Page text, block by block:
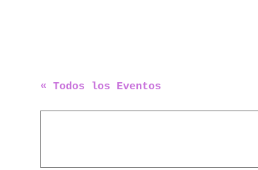
« Todos los Eventos